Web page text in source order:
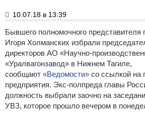
10.07.18 в 13:39
Бывшего полномочного
Игоря Холманских избрали
директоров АО «Научно-
«Уралвагонзавод» в Нижнем Тагиле,
сообщают «Ведомости» со ссылкой на
предприятия. Экс-полпреда главы
должность выбрали заочно на
УВЗ, которое прошло вечером в